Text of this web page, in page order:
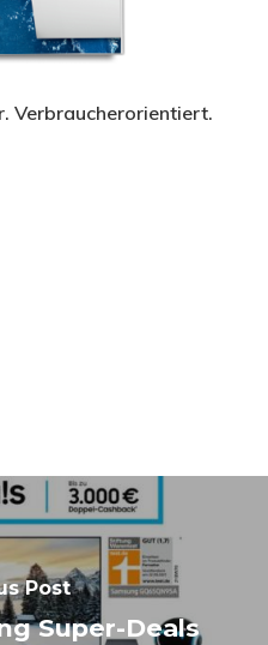
Verbraucherorientiert.
Post
Super-Deals